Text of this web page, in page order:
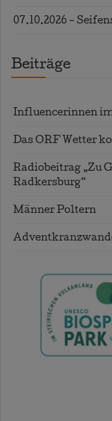
07.10.2026 –
Beiträge
Influencerinnen
Das ORF Wetter
Radiobeitrag „Zu
Radkersburg“
Männer Poltern